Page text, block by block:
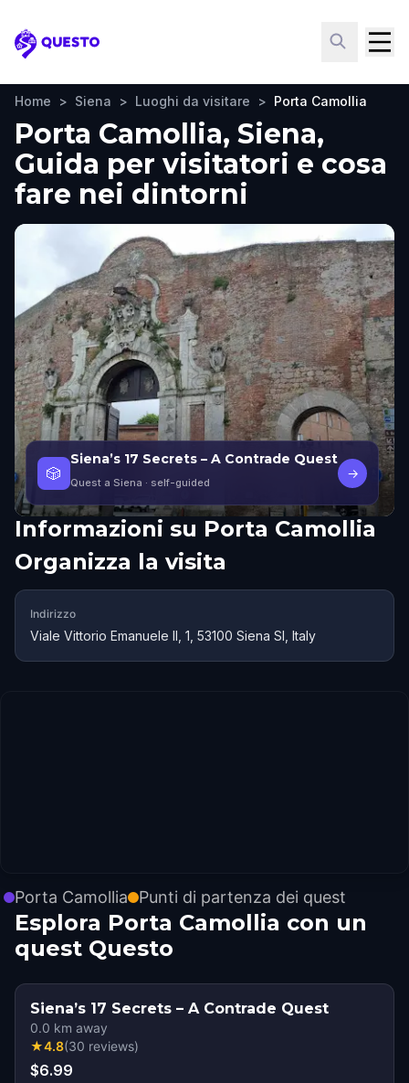
Questo
Home > Siena > Luoghi da visitare > Porta Camollia
Porta Camollia, Siena,
Guida per visitatori e cosa
fare nei dintorni
🎲
Siena’s 17 Secrets – A Contrade Quest
Quest a Siena · self-guided
→
Informazioni su Porta Camollia
Organizza la visita
Indirizzo
Viale Vittorio Emanuele II, 1, 53100 Siena SI, Italy
Porta Camollia Punti di partenza dei quest
Esplora Porta Camollia con un
quest Questo
Siena’s 17 Secrets – A Contrade Quest
0.0 km away
★4.8(30 reviews)
$6.99